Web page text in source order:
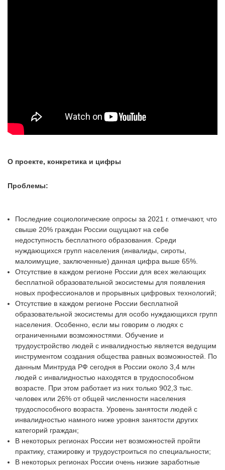
О проекте, конкретика и цифры
Проблемы:
Последние социологические опросы за 2021 г. отмечают, что
свыше 20% граждан России ощущают на себе
недоступность бесплатного образования. Среди
нуждающихся групп населения (инвалиды, сироты,
малоимущие, заключенные) данная цифра выше 65%.
Отсутствие в каждом регионе России для всех желающих
бесплатной образовательной экосистемы для появления
новых профессионалов и прорывных цифровых технологий;
Отсутствие в каждом регионе России бесплатной
образовательной экосистемы для особо нуждающихся групп
населения. Особенно, если мы говорим о людях с
ограниченными возможностями. Обучение и
трудоустройство людей с инвалидностью является ведущим
инструментом создания общества равных возможностей. По
данным Минтруда РФ сегодня в России около 3,4 млн
людей с инвалидностью находятся в трудоспособном
возрасте. При этом работает из них только 902,3 тыс.
человек или 26% от общей численности населения
трудоспособного возраста. Уровень занятости людей с
инвалидностью намного ниже уровня занятости других
категорий граждан;
В некоторых регионах России нет возможностей пройти
практику, стажировку и трудоустроиться по специальности;
В некоторых регионах России очень низкие заработные